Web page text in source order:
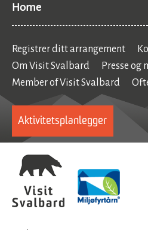
Home
Registrer ditt arrangement
Om Visit Svalbard
Presse og
Member of Visit Svalbard
Aktivitetsplanlegger